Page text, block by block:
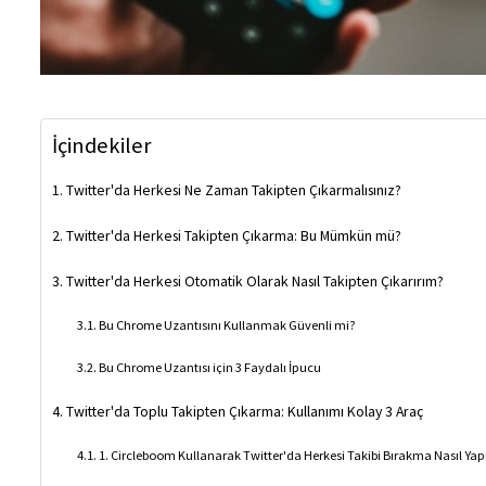
İçindekiler
Twitter'da Herkesi Ne Zaman Takipten Çıkarmalısınız?
Twitter'da Herkesi Takipten Çıkarma: Bu Mümkün mü?
Twitter'da Herkesi Otomatik Olarak Nasıl Takipten Çıkarırım?
Bu Chrome Uzantısını Kullanmak Güvenli mi?
Bu Chrome Uzantısı için 3 Faydalı İpucu
Twitter'da Toplu Takipten Çıkarma: Kullanımı Kolay 3 Araç
1. Circleboom Kullanarak Twitter'da Herkesi Takibi Bırakma Nasıl